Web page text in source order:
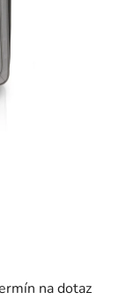
na dotaz